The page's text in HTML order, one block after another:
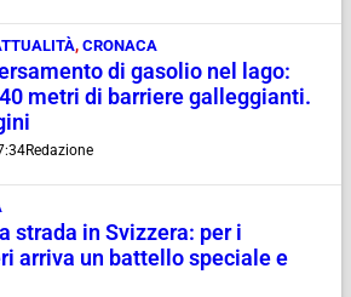
,CRONACA
di gasolio nel lago:
metri di barriere galleggianti.
Redazione
strada in Svizzera: per i
arriva un battello speciale e